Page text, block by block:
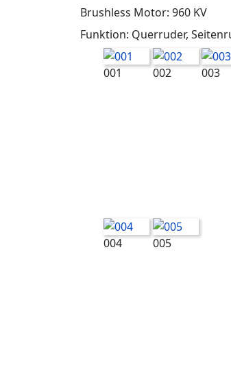
Brushless Motor: 960 KV
Funktion: Querruder,
001 002 003
004 005